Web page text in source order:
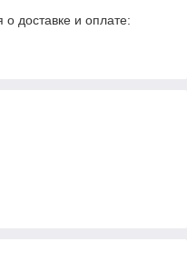
доставке и оплате: